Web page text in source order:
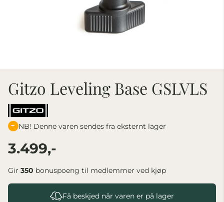
Gitzo Leveling Base GSLVLS
NB! Denne varen sendes fra eksternt lager
3.499,-
Gir 350 bonuspoeng til medlemmer ved kjøp
Få beskjed når varen er på lager